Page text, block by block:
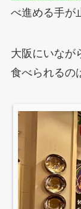
べ進める手が
大阪にいなが
食べられるの